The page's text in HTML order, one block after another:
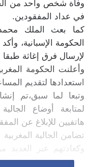
في عداد المفقودين.
كما بعث الملك
الحكومة الإسبانية،
لإرسال فرق إغاثة طبقا
وأعلنت الحكومة
استعدادها لتقديم
وتبعا لما سبق،تم
لمتابعة أوضاع
هاتفيين للإبلاغ عن
تضامن الجالية المغربية
وكعادتهم عبر العديد
تضامنهم مع